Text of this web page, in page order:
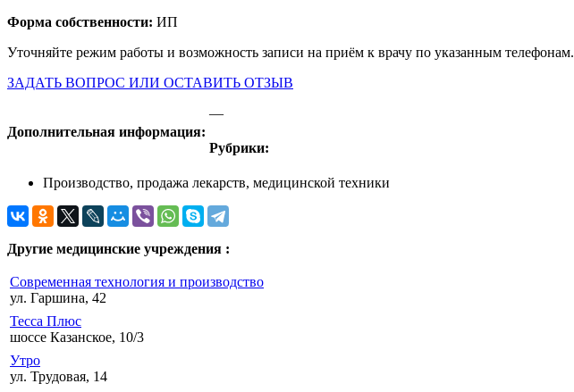
Форма собственности: ИП
Уточняйте режим работы и возможность записи на приём к врачу по указанным телефонам.
ЗАДАТЬ ВОПРОС ИЛИ ОСТАВИТЬ ОТЗЫВ
Дополнительная информация:
—
Рубрики:
Производство, продажа лекарств, медицинской техники
Другие медицинские учреждения :
Современная технология и производство
ул. Гаршина, 42
Тесса Плюс
шоссе Казанское, 10/3
Утро
ул. Трудовая, 14